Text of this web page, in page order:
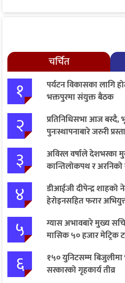
चर्चित
१
पर्यटन विकासका लागि
भक्तपुरमा संयुक्त बैठक
२
प्रतिनिधिसभा आज बस्दै,
पुनःस्थापनाबारे जरुरी
३
अविरल वर्षाले देशभरका
कान्तिलोकपथ र अरनिको
४
डीआईजी दीपेन्द्र शाहको
हेरोइनसहित फरार
५
ग्यास अभावबारे मुख्य
मासिक ५० हजार मेट्रिक
६
१५० युनिटसम्म बिजुलीमा
सरकारको गृहकार्य तीव्र